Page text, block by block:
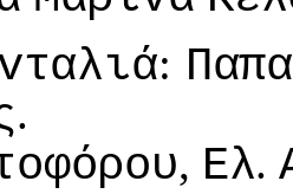
:
, Ελ.